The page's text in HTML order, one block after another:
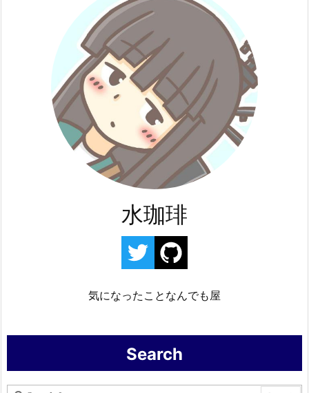
水珈琲
気になったことなんでも屋
Search